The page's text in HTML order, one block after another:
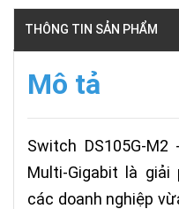
THÔNG TIN SẢN PHẨM
Mô tả
Switch DS105G-
Multi-Gigabit là
các doanh nghiệp